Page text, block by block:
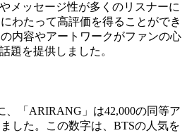
メッセージ性が多くのリスナーに
わたって高評価を得ることができ
内容やアートワークがファンの心
題を提供しました。
、「ARIRANG」は42,000の同等ア
した。この数字は、BTSの人気を